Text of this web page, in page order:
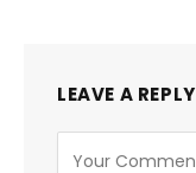
LEAVE A REPLY